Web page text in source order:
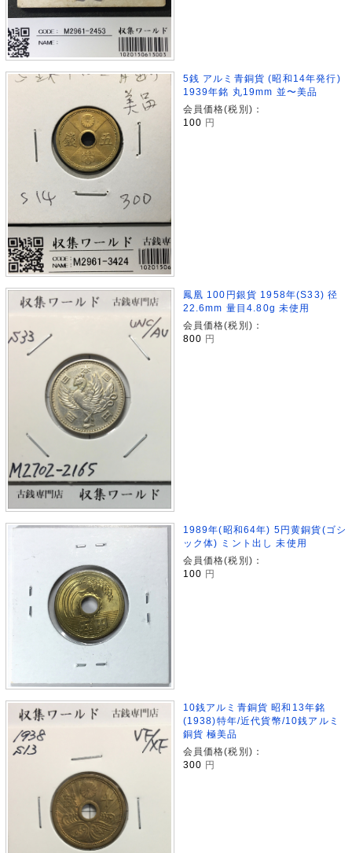
5銭 アルミ青銅貨 (昭和14年発行)
1939年銘 丸19mm 並〜美品
会員価格(税別)：
100 円
鳳凰 100円銀貨 1958年(S33) 径
22.6mm 量目4.80g 未使用
会員価格(税別)：
800 円
1989年(昭和64年) 5円黄銅貨(ゴシ
ック体) ミント出し 未使用
会員価格(税別)：
100 円
10銭アルミ青銅貨 昭和13年銘
(1938)特年/近代貨幣/10銭アルミ
銅貨 極美品
会員価格(税別)：
300 円